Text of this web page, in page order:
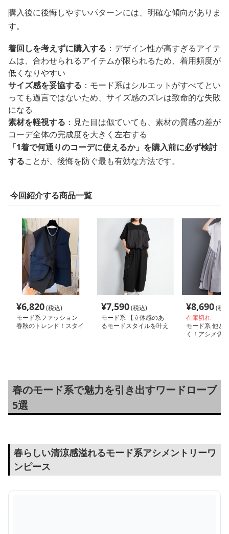
購入後に後悔しやすいパターンには、明確な傾向がありま
す。
着回しを考えずに購入する ：デザイン性が高すぎるアイテ
ムは、合わせられるアイテムが限られるため、着用頻度が
低くなりやすい
サイズ感を妥協する ：モード系はシルエットがすべてとい
っても過言ではないため、サイズ感のズレは致命的な失敗
になる
素材を軽視する ：見た目は似ていても、素材の質感の差が
コーデ全体の完成度を大きく左右する
「1着で何通りのコーデに使えるか」を購入前に必ず検討
することが、後悔を防ぐ最も有効な方法です。
今回紹介する商品一覧
¥6,820(税込)
モード系ファッション
春秋のトレンド！スタイ
¥7,590(税込)
モード系 【立体感のあ
るモードスタイルを叶え
¥8,690(税
在庫切れ
モード系 他と
く！アシメ切
春のモード系で魅力を引き出すワードローブ
5選
春らしい清涼感溢れるモード系アシメントリーワ
ンピース